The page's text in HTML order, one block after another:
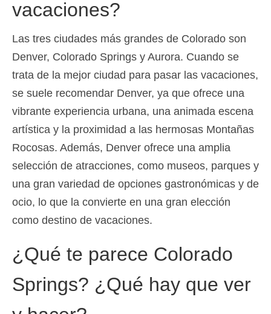
vacaciones?
Las tres ciudades más grandes de Colorado son
Denver, Colorado Springs y Aurora. Cuando se
trata de la mejor ciudad para pasar las vacaciones,
se suele recomendar Denver, ya que ofrece una
vibrante experiencia urbana, una animada escena
artística y la proximidad a las hermosas Montañas
Rocosas. Además, Denver ofrece una amplia
selección de atracciones, como museos, parques y
una gran variedad de opciones gastronómicas y de
ocio, lo que la convierte en una gran elección
como destino de vacaciones.
¿Qué te parece Colorado
Springs? ¿Qué hay que ver